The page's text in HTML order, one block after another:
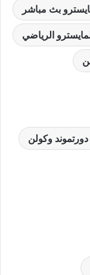
بث مباشر
الرياضي
وكولن